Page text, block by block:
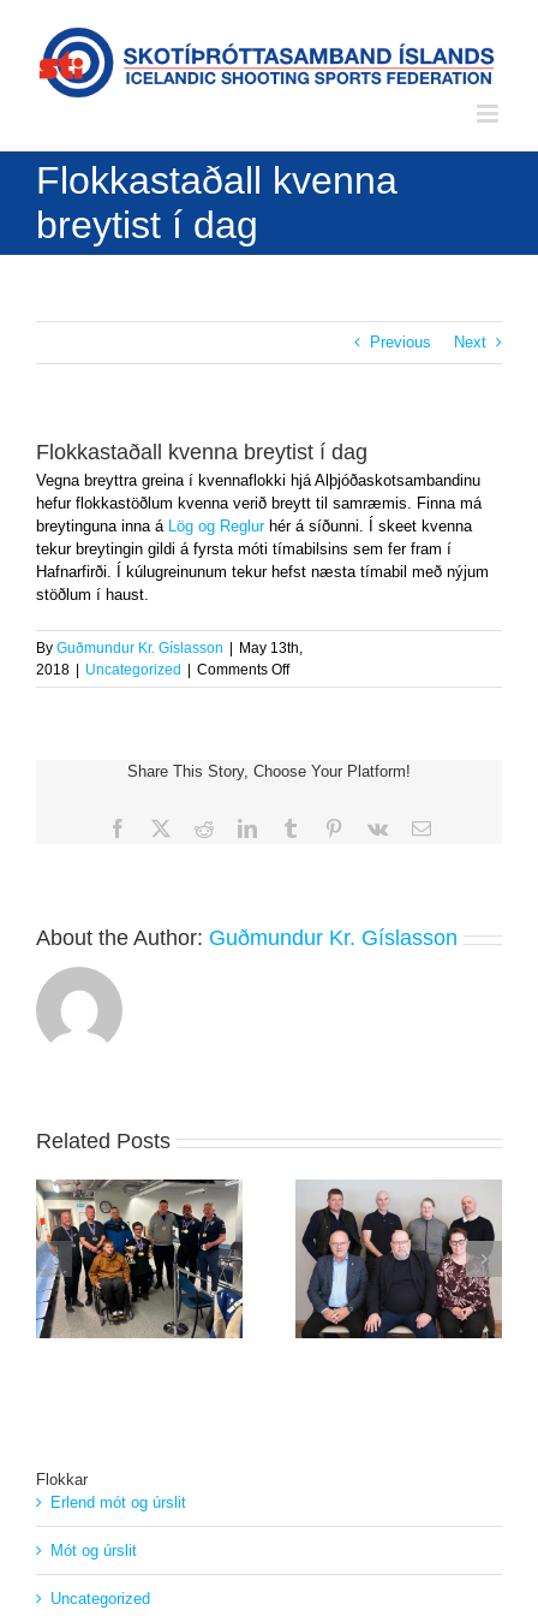
content
Flokkastaðall kvenna
breytist í dag
Previous Next
Flokkastaðall kvenna breytist í dag
Vegna breyttra greina í kvennaflokki hjá Alþjóðaskotsambandinu
hefur flokkastöðlum kvenna verið breytt til samræmis. Finna má
breytinguna inna á Lög og Reglurhér á síðunni. Í skeet kvenna
tekur breytingin gildi á fyrsta móti tímabilsins sem fer fram í
Hafnarfirði. Í kúlugreinunum tekur hefst næsta tímabil með nýjum
stöðlum í haust.
By Guðmundur Kr. Gíslasson
May 13th,
2018
Uncategorized Comments Offon
Flokkastaðall
dag
Share This Story, Choose Your Platform!
Facebook RedditLinkedInTumblr Pinterest
Vk Email
About the Author: Guðmundur Kr. Gíslasson
Related Posts
Stjórn STÍ endurkjörin
á ársþinginu í dag
Skotþing 2026 í
Íþróttamiðstöðinni í
Laugardal
Flokkar
Erlend mót og úrslit
Mót og úrslit
Uncategorized